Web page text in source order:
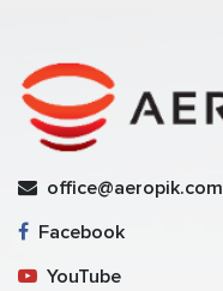
office@aeropik.com
Facebook
YouTube